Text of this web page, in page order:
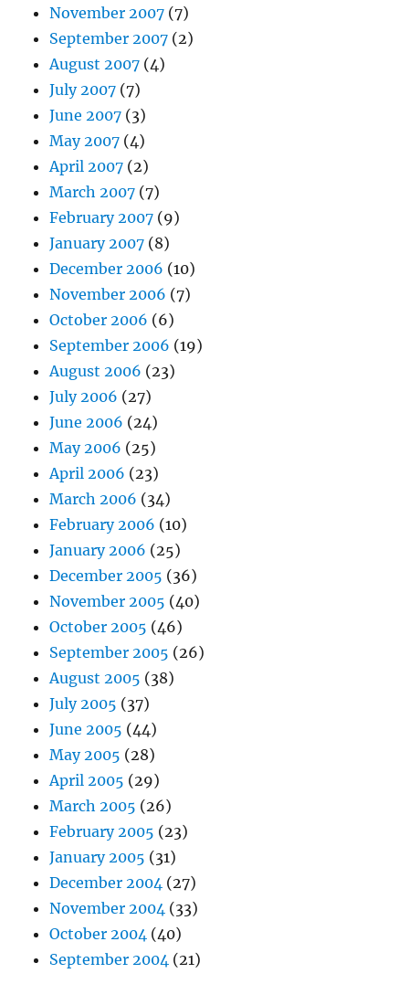
November 2007 (7)
September 2007 (2)
August 2007 (4)
July 2007 (7)
June 2007 (3)
May 2007 (4)
April 2007 (2)
March 2007 (7)
February 2007 (9)
January 2007 (8)
December 2006 (10)
November 2006 (7)
October 2006 (6)
September 2006 (19)
August 2006 (23)
July 2006 (27)
June 2006 (24)
May 2006 (25)
April 2006 (23)
March 2006 (34)
February 2006 (10)
January 2006 (25)
December 2005 (36)
November 2005 (40)
October 2005 (46)
September 2005 (26)
August 2005 (38)
July 2005 (37)
June 2005 (44)
May 2005 (28)
April 2005 (29)
March 2005 (26)
February 2005 (23)
January 2005 (31)
December 2004 (27)
November 2004 (33)
October 2004 (40)
September 2004 (21)